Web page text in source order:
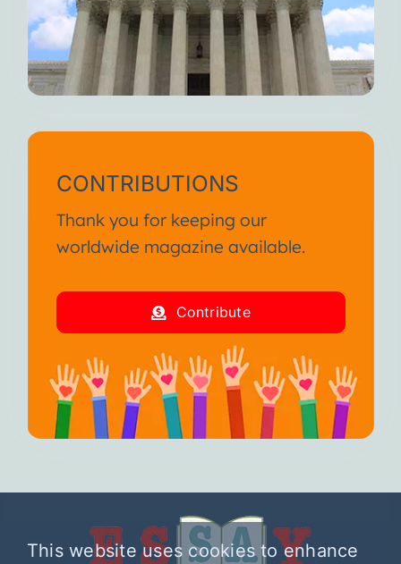
CONTRIBUTIONS
Thank you for keeping our
worldwide magazine available.
Contribute
This website uses cookies to enhance